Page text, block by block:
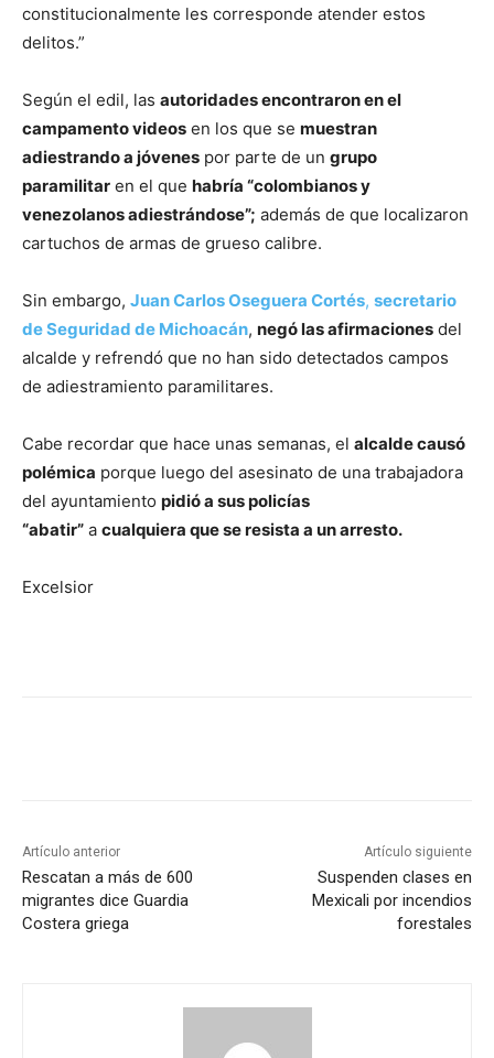
constitucionalmente les corresponde atender estos
delitos.”
Según el edil, las autoridades encontraron en el
campamento videos en los que se muestran
adiestrando a jóvenes por parte de un grupo
paramilitar en el que habría “colombianos y
venezolanos adiestrándose”; además de que localizaron
cartuchos de armas de grueso calibre.
Sin embargo, Juan Carlos Oseguera Cortés, secretario
de Seguridad de Michoacán, negó las afirmaciones del
alcalde y refrendó que no han sido detectados campos
de adiestramiento paramilitares.
Cabe recordar que hace unas semanas, el alcalde causó
polémica porque luego del asesinato de una trabajadora
del ayuntamiento pidió a sus policías
“abatir” a cualquiera que se resista a un arresto.
Excelsior
Artículo anterior
Rescatan a más de 600
migrantes dice Guardia
Costera griega
Artículo siguiente
Suspenden clases en
Mexicali por incendios
forestales